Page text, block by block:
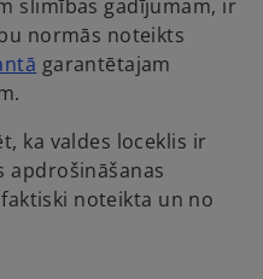
slimības gadījumam, ir
normās noteikts
o
n
s
i
garantētajam
ka valdes loceklis ir
apdrošināšanas
noteikta un no